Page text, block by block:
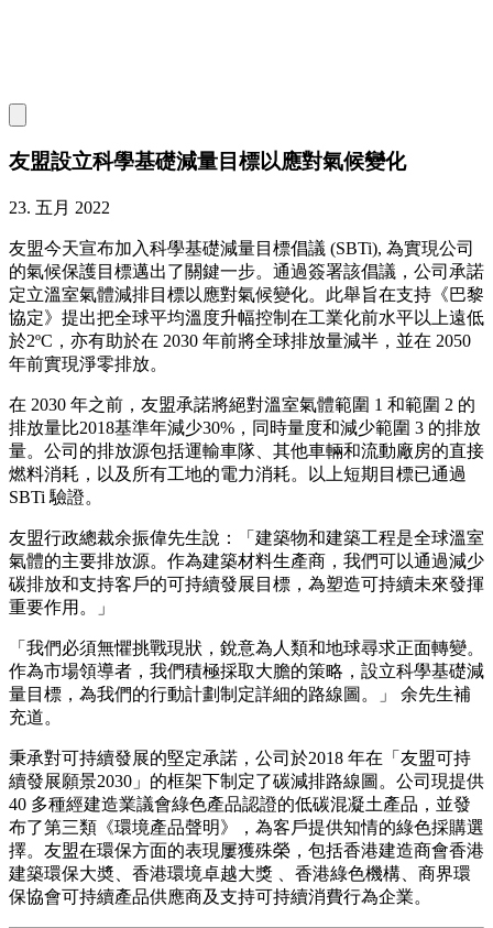
友盟設立科學基礎減量目標以應對氣候變化
23. 五月 2022
友盟今天宣布加入科學基礎減量目標倡議 (SBTi), 為實現公司
的氣候保護目標邁出了關鍵一步。通過簽署該倡議，公司承諾
定立溫室氣體減排目標以應對氣候變化。此舉旨在支持《巴黎
協定》提出把全球平均溫度升幅控制在工業化前水平以上遠低
於2ºC，亦有助於在 2030 年前將全球排放量減半，並在 2050
年前實現淨零排放。
在 2030 年之前，友盟承諾將絕對溫室氣體範圍 1 和範圍 2 的
排放量比2018基準年減少30%，同時量度和減少範圍 3 的排放
量。公司的排放源包括運輸車隊、其他車輛和流動廠房的直接
燃料消耗，以及所有工地的電力消耗。以上短期目標已通過
SBTi 驗證。
友盟行政總裁余振偉先生說：「建築物和建築工程是全球溫室
氣體的主要排放源。作為建築材料生產商，我們可以通過減少
碳排放和支持客戶的可持續發展目標，為塑造可持續未來發揮
重要作用。」
「我們必須無懼挑戰現狀，銳意為人類和地球尋求正面轉變。
作為市場領導者，我們積極採取大膽的策略，設立科學基礎減
量目標，為我們的行動計劃制定詳細的路線圖。」 余先生補
充道。
秉承對可持續發展的堅定承諾，公司於2018 年在「友盟可持
續發展願景2030」的框架下制定了碳減排路線圖。公司現提供
40 多種經建造業議會綠色產品認證的低碳混凝土產品，並發
布了第三類《環境產品聲明》，為客戶提供知情的綠色採購選
擇。友盟在環保方面的表現屢獲殊榮，包括香港建造商會香港
建築環保大奬、香港環境卓越大獎 、香港綠色機構、商界環
保協會可持續產品供應商及支持可持續消費行為企業。